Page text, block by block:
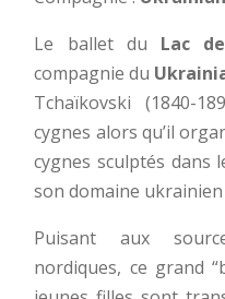
Le ballet du Lac
compagnie du
Tchaïkovski (1840-
cygnes alors qu’il
cygnes sculptés dans
son domaine ukrainien
Puisant aux
nordiques, ce grand